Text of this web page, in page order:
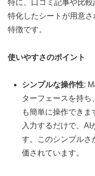
特に、口コミ記事や比
特化したシートが用意
特徴です。
使いやすさのポイント
シンプルな操作性:
ターフェースを持ち
も簡単に操作でき
入力するだけで、AI
す。このシンプルさ
価されています。